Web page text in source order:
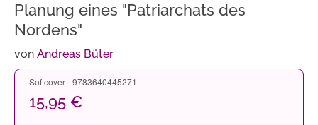
Planung eines "Patriarchats des
Nordens"
von Andreas Büter
Softcover - 9783640445271
15,95 €